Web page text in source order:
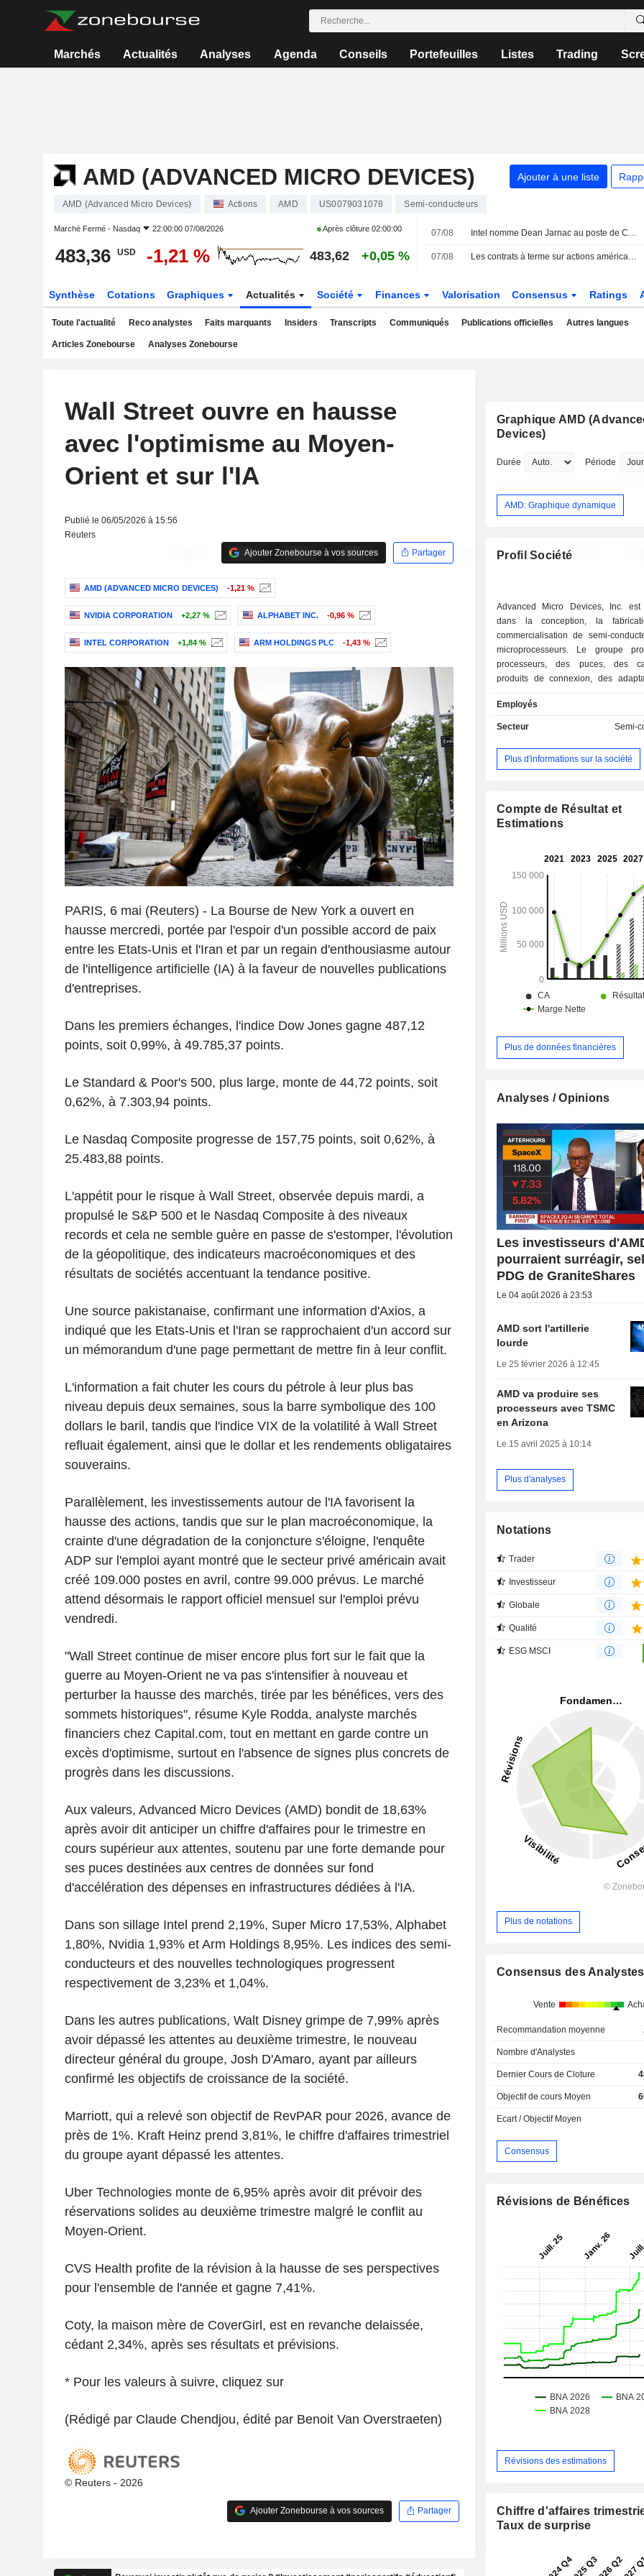
Marchés Actualités Analyses Agenda Conseils Portefeuilles Listes Trading
AMD (ADVANCED MICRO DEVICES) Ajouter à une liste
AMD (Advanced Micro Devices) Actions AMD US0079031078 Semi-conducteurs
Marché Fermé - Nasdaq 22:00:00 07/08/2026 Après clôture02:00:00
483,36 USD -1,21 % 483,62 +0,05 %
07/08 Intel nomme Dean Jarnac au poste de Chief Sales Officer
07/08 Les contrats à terme sur actions américaines progressent avant l'ouverture, entre rapport sur l'emploi et tensions au Moyen-Orient
Synthèse Cotations Graphiques Actualités Société Finances Valorisation Consensus Ratings
Toute l'actualité Reco analystes Faits marquants Insiders Transcripts Communiqués Publications officielles Autres langues
Articles Zonebourse Analyses Zonebourse
Wall Street ouvre en hausse
avec l'optimisme au Moyen-
Orient et sur l'IA
Publié le 06/05/2026 à 15:56
Reuters
Ajouter Zonebourse à vos sources
Partager
AMD (ADVANCED MICRO DEVICES) -1,21 %
NVIDIA CORPORATION +2,27 % ALPHABET INC. -0,96 %
INTEL CORPORATION +1,84 % ARM HOLDINGS PLC -1,43 %
PARIS, 6 mai (Reuters) - La Bourse de New York a ouvert en
hausse mercredi, portée par l'espoir d'un possible accord de paix
entre les Etats-Unis et l'Iran et par un regain d'enthousiasme autour
de l'intelligence artificielle (IA) à la faveur de nouvelles publications
d'entreprises.
Dans les premiers échanges, l'indice Dow Jones gagne 487,12
points, soit 0,99%, à 49.785,37 points.
Le Standard & Poor's 500, plus large, monte de 44,72 points, soit
0,62%, à 7.303,94 points.
Le Nasdaq Composite progresse de 157,75 points, soit 0,62%, à
25.483,88 points.
L'appétit pour le risque à Wall Street, observée depuis mardi, a
propulsé le S&P 500 et le Nasdaq Composite à des niveaux
records et cela ne semble guère en passe de s'estomper, l'évolution
de la géopolitique, des indicateurs macroéconomiques et des
résultats de sociétés accentuant la tendance positive.
Une source pakistanaise, confirmant une information d'Axios, a
indiqué que les Etats-Unis et l'Iran se rapprochaient d'un accord sur
un mémorandum d'une page permettant de mettre fin à leur conflit.
L'information a fait chuter les cours du pétrole à leur plus bas
niveau depuis deux semaines, sous la barre symbolique des 100
dollars le baril, tandis que l'indice VIX de la volatilité à Wall Street
refluait également, ainsi que le dollar et les rendements obligataires
souverains.
Parallèlement, les investissements autour de l'IA favorisent la
hausse des actions, tandis que sur le plan macroéconomique, la
crainte d'une dégradation de la conjoncture s'éloigne, l'enquête
ADP sur l'emploi ayant montré que le secteur privé américain avait
créé 109.000 postes en avril, contre 99.000 prévus. Le marché
attend désormais le rapport officiel mensuel sur l'emploi prévu
vendredi.
"Wall Street continue de miser encore plus fort sur le fait que la
guerre au Moyen-Orient ne va pas s'intensifier à nouveau et
perturber la hausse des marchés, tirée par les bénéfices, vers des
sommets historiques", résume Kyle Rodda, analyste marchés
financiers chez Capital.com, tout en mettant en garde contre un
excès d'optimisme, surtout en l'absence de signes plus concrets de
progrès dans les discussions.
Aux valeurs, Advanced Micro Devices (AMD) bondit de 18,63%
après avoir dit anticiper un chiffre d'affaires pour le trimestre en
cours supérieur aux attentes, soutenu par une forte demande pour
ses puces destinées aux centres de données sur fond
d'accélération des dépenses en infrastructures dédiées à l'IA.
Dans son sillage Intel prend 2,19%, Super Micro 17,53%, Alphabet
1,80%, Nvidia 1,93% et Arm Holdings 8,95%. Les indices des semi-
conducteurs et des nouvelles technologiques progressent
respectivement de 3,23% et 1,04%.
Dans les autres publications, Walt Disney grimpe de 7,99% après
avoir dépassé les attentes au deuxième trimestre, le nouveau
directeur général du groupe, Josh D'Amaro, ayant par ailleurs
confirmé les objectifs de croissance de la société.
Marriott, qui a relevé son objectif de RevPAR pour 2026, avance de
près de 1%. Kraft Heinz prend 3,81%, le chiffre d'affaires trimestriel
du groupe ayant dépassé les attentes.
Uber Technologies monte de 6,95% après avoir dit prévoir des
réservations solides au deuxième trimestre malgré le conflit au
Moyen-Orient.
CVS Health profite de la révision à la hausse de ses perspectives
pour l'ensemble de l'année et gagne 7,41%.
Coty, la maison mère de CoverGirl, est en revanche delaissée,
cédant 2,34%, après ses résultats et prévisions.
* Pour les valeurs à suivre, cliquez sur
(Rédigé par Claude Chendjou, édité par Benoit Van Overstraeten)
© Reuters - 2026
Ajouter Zonebourse à vos sources Partager
Graphique AMD
Devices)
Durée Période
AMD: Graphique dynamique
Profil Société
Advanced Micro Devices, Inc. est
dans la conception, la
commercialisation de semi-
microprocesseurs. Le groupe
processeurs, des puces, des
produits de connexion, des
serveurs, aux stations de travail, aux
et aux consoles de jeux. La répartition
(32,8%), Chine (22,4%),
Singapour (12,4%) et autres (17,4%).
Employés
Secteur Semi-
Plus d'informations sur la société
Compte de Résultat et
Estimations
Plus de données financières
Analyses / Opinions
Les investisseurs
pourraient surréagir,
PDG de GraniteShares
Le 04 août 2026 à 23:53
AMD sort l'artillerie
lourde
Le 25 février 2026 à 12:45
AMD va produire ses
processeurs avec TSMC
en Arizona
Le 15 avril 2025 à 10:14
Plus d'analyses
Notations
Trader
Investisseur
Globale
Qualité
ESG MSCI
Plus de notations
Consensus des Analystes
Vente
Recommandation moyenne
Nombre d'Analystes
Dernier Cours de Cloture
Objectif de cours Moyen
Ecart / Objectif Moyen
Consensus
Révisions de Bénéfices
Révisions des estimations
Chiffre d'affaires
Taux de surprise